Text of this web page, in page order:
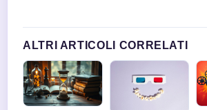
ALTRI ARTICOLI CORRELATI